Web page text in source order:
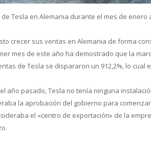
Tesla en Alemania durante el mes de
crecer sus ventas en Alemania de forma
mes de este año ha demostrado que la
de Tesla se dispararon un 912,2%, lo
año pasado, Tesla no tenía ninguna
la aprobación del gobierno para
el «centro de exportación» de la